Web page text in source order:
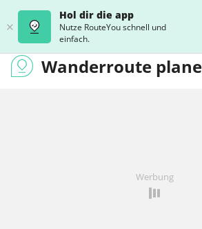
Hol dir die app
Nutze RouteYou schnell und
einfach.
Wanderroute
Werbung